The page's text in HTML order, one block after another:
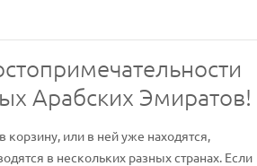
Арабских Эмиратов!
корзину, или в ней уже находятся,
в нескольких разных странах. Если